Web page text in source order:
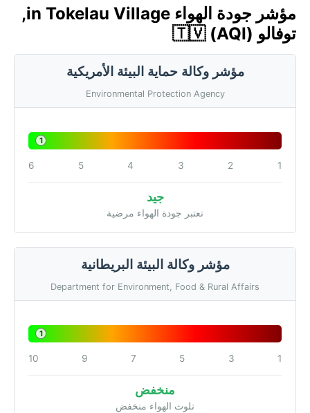
مؤشر جودة الهواء in Tokelau Village,
توفالو 🇹🇻 (AQI)
مؤشر وكالة حماية البيئة الأمريكية
Environmental Protection Agency
1
1
2
3
4
5
6
جيد
تعتبر جودة الهواء مرضية
مؤشر وكالة البيئة البريطانية
Department for Environment, Food & Rural Affairs
1
1
3
5
7
9
10
منخفض
تلوث الهواء منخفض